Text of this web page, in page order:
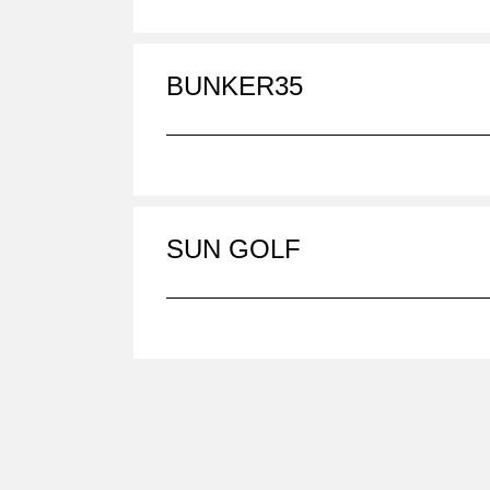
BUNKER35
SUN GOLF